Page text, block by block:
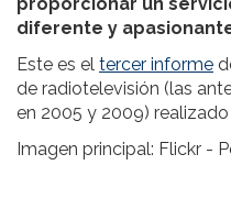
diferente y
Este es el tercer informe
de radiotelevisión (las
en 2005 y 2009)
Imagen principal: Flickr -